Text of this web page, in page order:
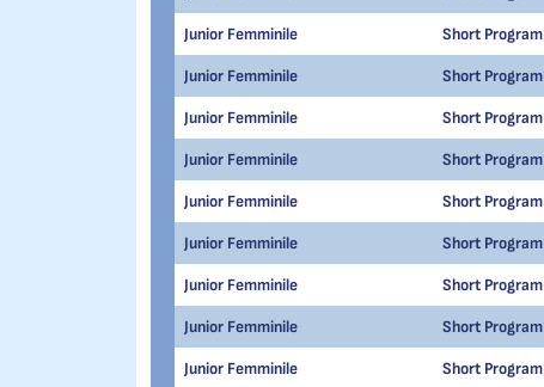
Junior Femminile Short Program
Junior Femminile Short Program
Junior Femminile Short Program
Junior Femminile Short Program
Junior Femminile Short Program
Junior Femminile Short Program
Junior Femminile Short Program
Junior Femminile Short Program
Junior Femminile Short Program